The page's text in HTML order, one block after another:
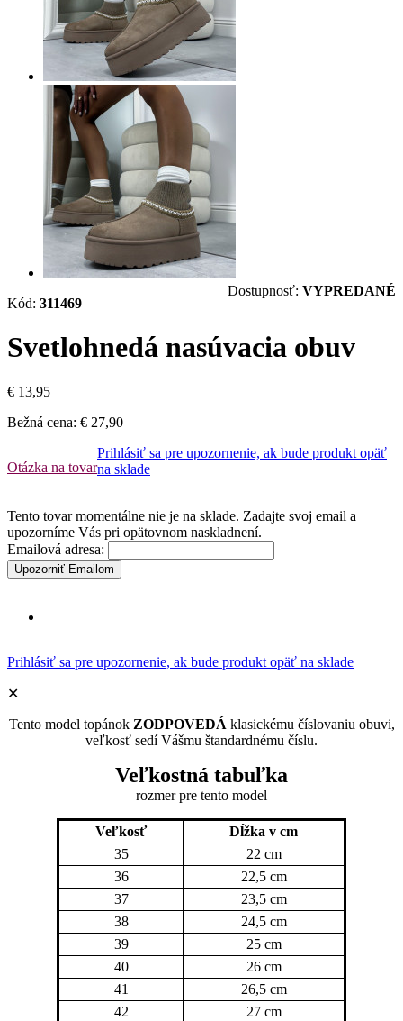
Kód: 311469
Dostupnosť: VYPREDANÉ
Svetlohnedá nasúvacia obuv
€ 13,95
Bežná cena: € 27,90
Otázka na tovar
Prihlásiť sa pre upozornenie, ak bude produkt opäť
na sklade
Tento tovar momentálne nie je na sklade. Zadajte svoj email a
upozorníme Vás pri opätovnom naskladnení.
Emailová adresa:
Upozorniť Emailom
Prihlásiť sa pre upozornenie, ak bude produkt opäť na sklade
✕
Tento model topánok ZODPOVEDÁ klasickému číslovaniu obuvi,
veľkosť sedí Vášmu štandardnému číslu.
Veľkostná tabuľka
rozmer pre tento model
Veľkosť
Dĺžka v cm
35
22 cm
36
22,5 cm
37
23,5 cm
38
24,5 cm
39
25 cm
40
26 cm
41
26,5 cm
42
27 cm